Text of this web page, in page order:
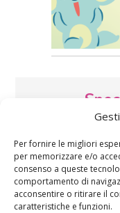
Per fornire le migliori
per memorizzare e/o
consenso a queste
comportamento di
acconsentire o ritirare il
caratteristiche e funzioni.